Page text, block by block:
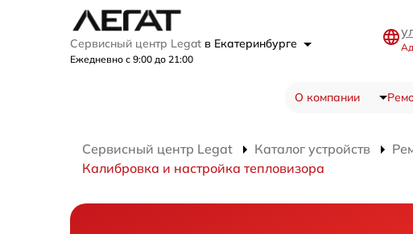
Сервисный центр Legat в Екатеринбурге
Ежедневно с 9:00 до 21:00
О компании
Сервисный центр Legat Каталог устройств
Калибровка и настройка тепловизора